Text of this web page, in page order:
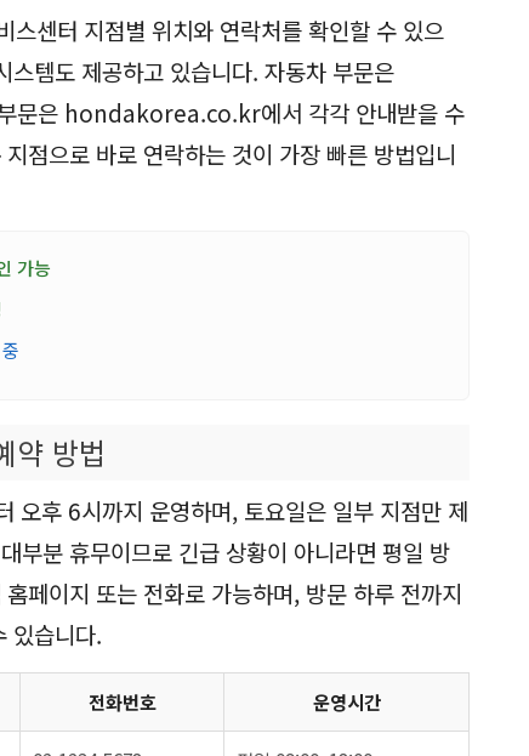
스센터 지점별 위치와 연락처를 확인할 수 있으
템도 제공하고 있습니다. 자동차 부문은
은 hondakorea.co.kr에서 각각 안내받을 수
점으로 바로 연락하는 것이 가장 빠른 방법입니
가능
약 방법
오후 6시까지 운영하며, 토요일은 일부 지점만 제
부분 휴무이므로 긴급 상황이 아니라면 평일 방
페이지 또는 전화로 가능하며, 방문 하루 전까지
있습니다.
전화번호 운영시간